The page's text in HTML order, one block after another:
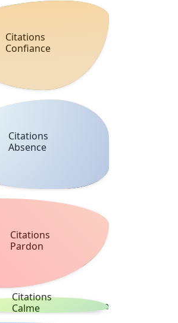
Citations
Confiance
Citations
Absence
Citations
Pardon
Citations
Calme